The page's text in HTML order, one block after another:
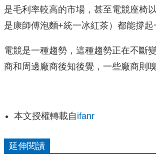
是毛利率較高的市場，甚至電競座椅
是康師傅泡麵+統一冰紅茶）都能撐起
電競是一種趨勢，這種趨勢正在不斷
商和周邊廠商後知後覺，一些廠商則嗅
本文授權轉載自 ifanr
延伸閱讀